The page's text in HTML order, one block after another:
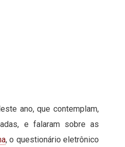
ano, que contemplam,
e falaram sobre as
, o questionário eletrônico